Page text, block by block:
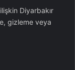
Diyarbakır
gizleme veya